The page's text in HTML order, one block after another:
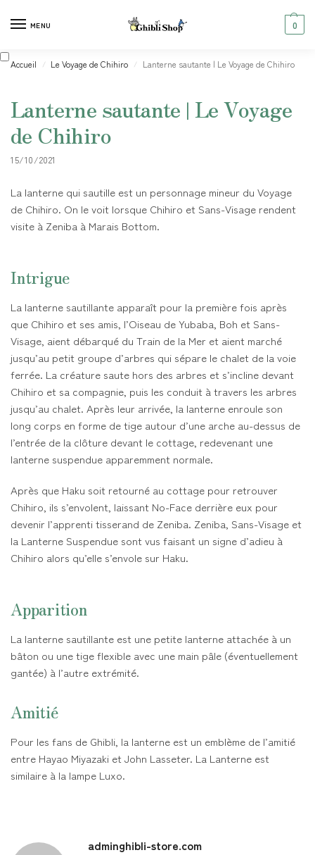
MENU 0
Accueil / Le Voyage de Chihiro / Lanterne sautante | Le Voyage de Chihiro
Lanterne sautante | Le Voyage
de Chihiro
15/10/2021
La lanterne qui sautille est un personnage mineur du Voyage
de Chihiro. On le voit lorsque Chihiro et Sans-Visage rendent
visite à Zeniba à Marais Bottom.
Intrigue
La lanterne sautillante apparaît pour la première fois après
que Chihiro et ses amis, l’Oiseau de Yubaba, Boh et Sans-
Visage, aient débarqué du Train de la Mer et aient marché
jusqu’au petit groupe d’arbres qui sépare le chalet de la voie
ferrée. La créature saute hors des arbres et s’incline devant
Chihiro et sa compagnie, puis les conduit à travers les arbres
jusqu’au chalet. Après leur arrivée, la lanterne enroule son
long corps en forme de tige autour d’une arche au-dessus de
l’entrée de la clôture devant le cottage, redevenant une
lanterne suspendue apparemment normale.
Après que Haku soit retourné au cottage pour retrouver
Chihiro, ils s’envolent, laissant No-Face derrière eux pour
devenir l’apprenti tisserand de Zeniba. Zeniba, Sans-Visage et
la Lanterne Suspendue sont vus faisant un signe d’adieu à
Chihiro alors qu’elle s’envole sur Haku.
Apparition
La lanterne sautillante est une petite lanterne attachée à un
bâton ou une tige flexible avec une main pâle (éventuellement
gantée) à l’autre extrémité.
Amitié
Pour les fans de Ghibli, la lanterne est un emblème de l’amitié
entre Hayao Miyazaki et John Lasseter. La Lanterne est
similaire à la lampe Luxo.
adminghibli-store.com